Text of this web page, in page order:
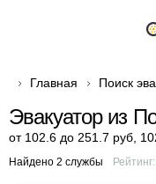
Главная Поиск
Эвакуатор из
от 102.6 до 251.7 руб
Найдено 2 службы Рейтинг: